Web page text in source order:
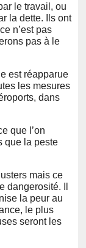
le travail, ou
la dette. Ils ont
n’est pas
pas à le
est réapparue
les mesures
dans
que l’on
que la peste
mais ce
dangerosité. Il
la peur au
le plus
seront les